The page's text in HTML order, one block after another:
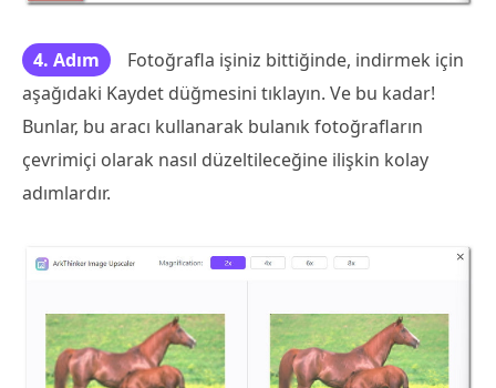
4. Adım
Fotoğrafla işiniz bittiğinde, indirmek için
aşağıdaki Kaydet düğmesini tıklayın. Ve bu kadar!
Bunlar, bu aracı kullanarak bulanık fotoğrafların
çevrimiçi olarak nasıl düzeltileceğine ilişkin kolay
adımlardır.